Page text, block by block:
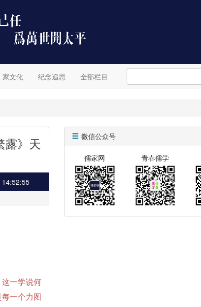
家文化 纪念追思 全部栏目
露》天
14:52:55
一学说何
一个力图
微信公众号
儒家网 青春儒学